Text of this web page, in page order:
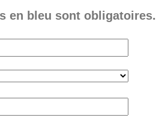
en bleu sont obligatoires.